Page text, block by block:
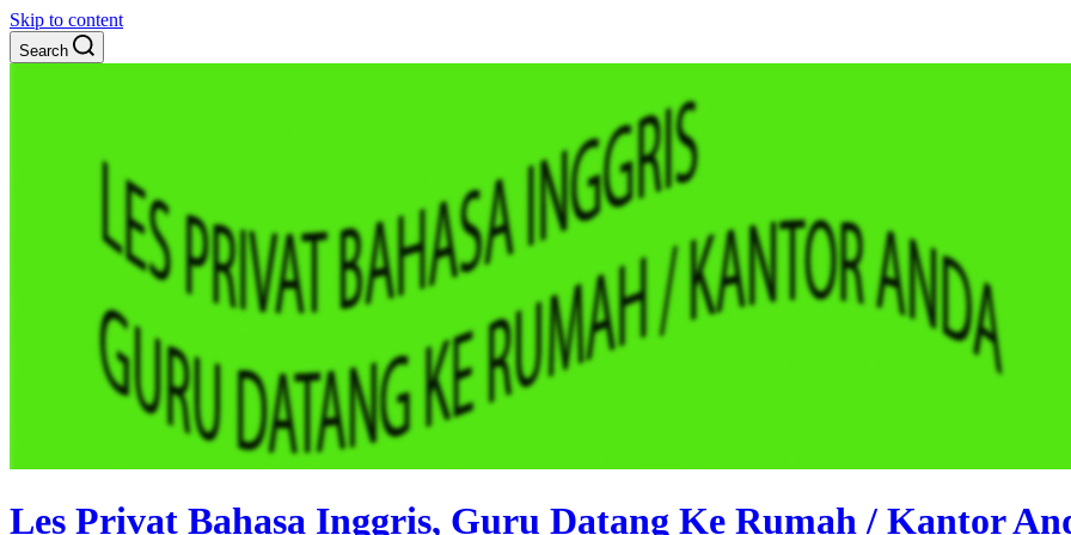
Skip to content
Search
Les Privat Bahasa Inggris, Guru Datang Ke Rumah / Kantor